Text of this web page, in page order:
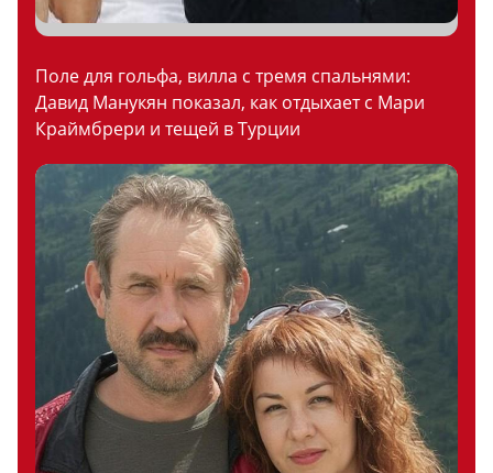
Поле для гольфа, вилла с тремя спальнями:
Давид Манукян показал, как отдыхает с Мари
Краймбрери и тещей в Турции